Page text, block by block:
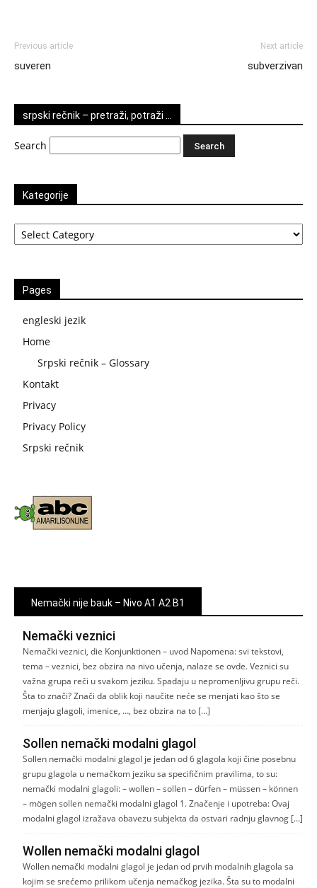
Previous article
suveren
Next article
subverzivan
srpski rečnik – pretraži, potraži …
Search
Kategorije
Kategorije
Pages
engleski jezik
Home
Srpski rečnik – Glossary
Kontakt
Privacy
Privacy Policy
Srpski rečnik
Nemački nije bauk – Nivo A1 A2 B1
Nemački veznici
Nemački veznici, die Konjunktionen – uvod Napomena: svi tekstovi,
tema – veznici, bez obzira na nivo učenja, nalaze se ovde. Veznici su
važna grupa reči u svakom jeziku. Spadaju u nepromenljivu grupu reči.
Šta to znači? Znači da oblik koji naučite neće se menjati kao što se
menjaju glagoli, imenice, …, bez obzira na to […]
Sollen nemački modalni glagol
Sollen nemački modalni glagol je jedan od 6 glagola koji čine posebnu
grupu glagola u nemačkom jeziku sa specifičnim pravilima, to su:
nemački modalni glagoli: – wollen – sollen – dürfen – müssen – können
– mögen sollen nemački modalni glagol 1. Značenje i upotreba: Ovaj
modalni glagol izražava obavezu subjekta da ostvari radnju glavnog […]
Wollen nemački modalni glagol
Wollen nemački modalni glagol je jedan od prvih modalnih glagola sa
kojim se srećemo prilikom učenja nemačkog jezika. Šta su to modalni